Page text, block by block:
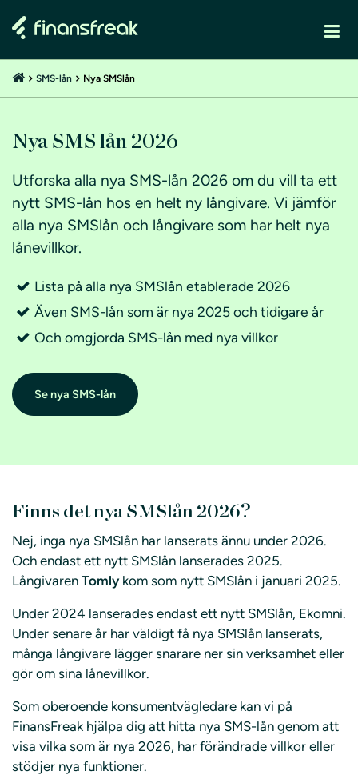
SMS-lån Nya SMSlån
Nya SMS lån 2026
Utforska alla nya SMS-lån 2026 om du vill ta ett
nytt SMS-lån hos en helt ny långivare. Vi jämför
alla nya SMSlån och långivare som har helt nya
lånevillkor.
Lista på alla nya SMSlån etablerade 2026
Även SMS-lån som är nya 2025 och tidigare år
Och omgjorda SMS-lån med nya villkor
Se nya SMS-lån
Finns det nya SMSlån 2026?
Nej, inga nya SMSlån har lanserats ännu under 2026.
Och endast ett nytt SMSlån lanserades 2025.
Långivaren Tomlykom som nytt SMSlån i januari 2025.
Under 2024 lanserades endast ett nytt SMSlån, Ekomni.
Under senare år har väldigt få nya SMSlån lanserats,
många långivare lägger snarare ner sin verksamhet eller
gör om sina lånevillkor.
Som oberoende konsumentvägledare kan vi på
FinansFreak hjälpa dig att hitta nya SMS-lån genom att
visa vilka som är nya 2026, har förändrade villkor eller
stödjer nya funktioner.